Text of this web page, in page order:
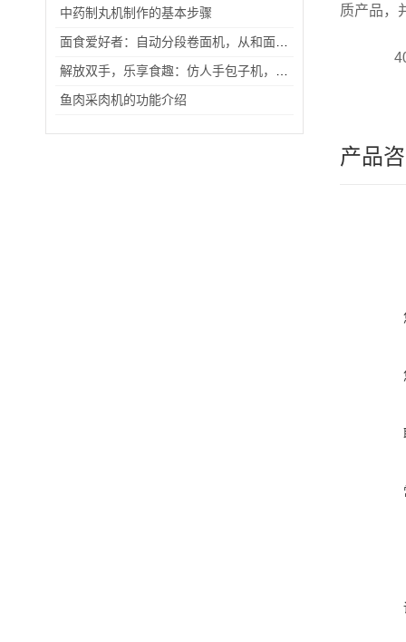
中药制丸机制作的基本步骤
鱼肉采肉机的功能介绍
质产品，
40
产品